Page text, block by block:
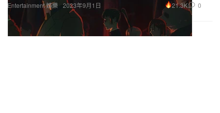
Entertainment 娛樂 2023年9月1日 21.3K 0